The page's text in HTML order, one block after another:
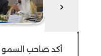
أكد صاحب السمو